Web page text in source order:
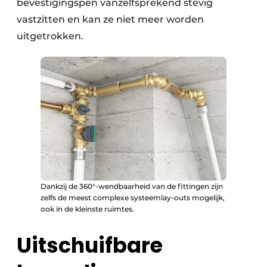
bevestigingspen vanzelfsprekend stevig
vastzitten en kan ze niet meer worden
uitgetrokken.
Dankzij de 360°-wendbaarheid van de fittingen zijn
zelfs de meest complexe systeemlay-outs mogelijk,
ook in de kleinste ruimtes.
Uitschuifbare